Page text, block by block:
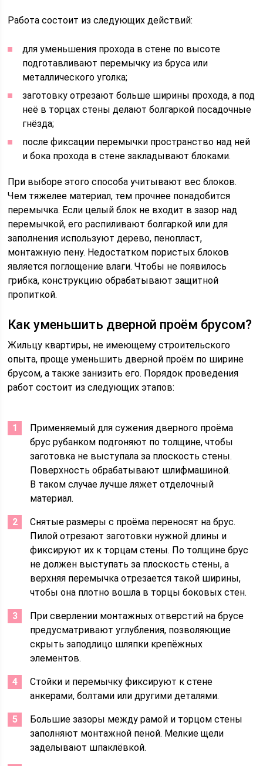
Работа состоит из следующих действий:
для уменьшения прохода в стене по высоте
подготавливают перемычку из бруса или
металлического уголка;
заготовку отрезают больше ширины прохода, а под
неё в торцах стены делают болгаркой посадочные
гнёзда;
после фиксации перемычки пространство над ней
и бока прохода в стене закладывают блоками.
При выборе этого способа учитывают вес блоков.
Чем тяжелее материал, тем прочнее понадобится
перемычка. Если целый блок не входит в зазор над
перемычкой, его распиливают болгаркой или для
заполнения используют дерево, пенопласт,
монтажную пену. Недостатком пористых блоков
является поглощение влаги. Чтобы не появилось
грибка, конструкцию обрабатывают защитной
пропиткой.
Как уменьшить дверной проём брусом?
Жильцу квартиры, не имеющему строительского
опыта, проще уменьшить дверной проём по ширине
брусом, а также занизить его. Порядок проведения
работ состоит из следующих этапов:
Применяемый для сужения дверного проёма
брус рубанком подгоняют по толщине, чтобы
заготовка не выступала за плоскость стены.
Поверхность обрабатывают шлифмашиной.
В таком случае лучше ляжет отделочный
материал.
Снятые размеры с проёма переносят на брус.
Пилой отрезают заготовки нужной длины и
фиксируют их к торцам стены. По толщине брус
не должен выступать за плоскость стены, а
верхняя перемычка отрезается такой ширины,
чтобы она плотно вошла в торцы боковых стен.
При сверлении монтажных отверстий на брусе
предусматривают углубления, позволяющие
скрыть заподлицо шляпки крепёжных
элементов.
Стойки и перемычку фиксируют к стене
анкерами, болтами или другими деталями.
Большие зазоры между рамой и торцом стены
заполняют монтажной пеной. Мелкие щели
заделывают шпаклёвкой.